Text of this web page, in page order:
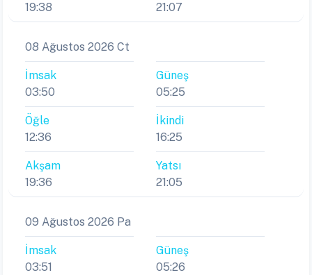
19:38
21:07
08 Ağustos 2026 Ct
İmsak
03:50
Güneş
05:25
Öğle
12:36
İkindi
16:25
Akşam
19:36
Yatsı
21:05
09 Ağustos 2026 Pa
İmsak
03:51
Güneş
05:26